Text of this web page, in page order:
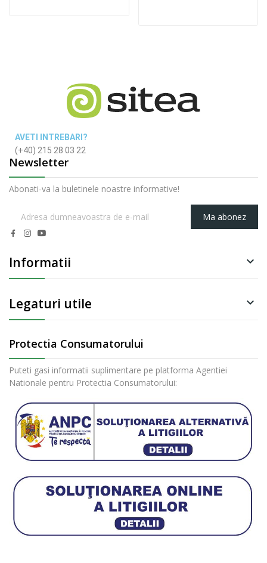
AVETI INTREBARI?
(+40) 215 28 03 22
Newsletter
Abonati-va la buletinele noastre informative!
Ma abonez
Informatii 
Legaturi utile 
Protectia Consumatorului
Puteti gasi informatii suplimentare pe platforma Agentiei
Nationale pentru Protectia Consumatorului: